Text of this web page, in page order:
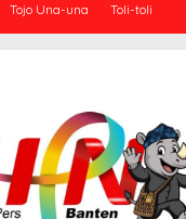
Tojo Una-una Toli-toli